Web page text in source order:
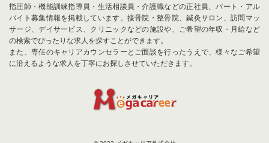
指圧師・機能訓練指導員・生活相談員・介護職などの正社員、パート・アル
バイト募集情報を掲載しています。接骨院・整骨院、鍼灸サロン、訪問マッ
サージ、デイサービス、クリニックなどの施設や、ご希望の年収・月給など
の検索でぴったりな求人を探すことができます。
また、専任のキャリアカウンセラーとご面談を行ったうえで、様々なご希望
に沿えるような求人を丁寧にお探しさせていただきます。